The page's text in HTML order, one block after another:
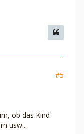
#5
ob das Kind
usw...